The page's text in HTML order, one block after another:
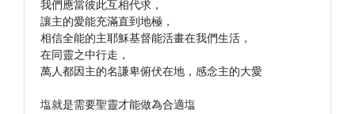
我們應當彼此互相代求，
讓主的愛能充滿直到地極，
相信全能的主耶穌基督能活畫在我們生活，
在同靈之中行走，
萬人都因主的名謙卑俯伏在地，感念主的大愛
塩就是需要聖靈才能做為合適塩